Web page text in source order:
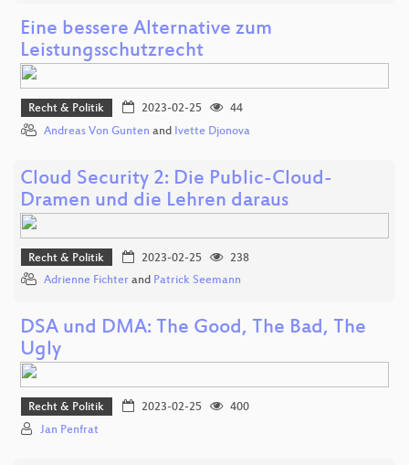
Eine bessere Alternative zum
Leistungsschutzrecht
Recht & Politik 2023-02-25
44
Andreas Von Gunten and Ivette Djonova
Cloud Security 2: Die Public-Cloud-
Dramen und die Lehren daraus
Recht & Politik 2023-02-25
238
Adrienne Fichter and Patrick Seemann
DSA und DMA: The Good, The Bad, The
Ugly
Recht & Politik 2023-02-25
400
Jan Penfrat